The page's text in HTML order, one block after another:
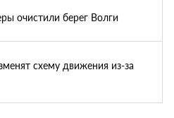
очистили берег Волги
схему движения из-за